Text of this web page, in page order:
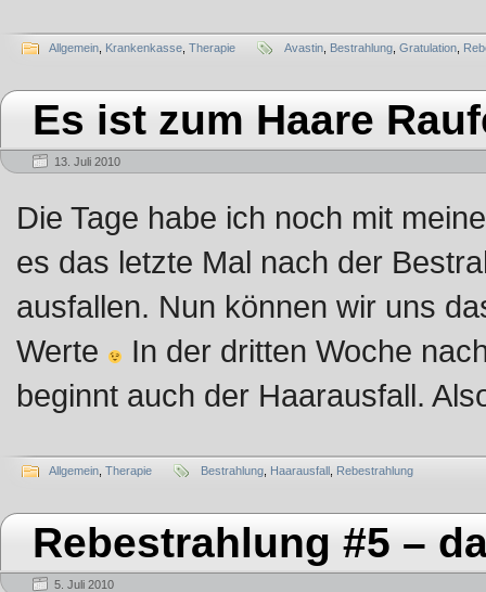
Allgemein Krankenkasse Therapie Avastin Bestrahlung Gratulation
Es ist zum Haare
13. Juli 2010
Die Tage habe ich noch mit
es das letzte Mal nach der
ausfallen. Nun können wir uns
Werte
In der dritten Woche
beginnt auch der Haarausfall.
Allgemein Therapie Bestrahlung Haarausfall Rebestrahlung
Rebestrahlung #5 –
5. Juli 2010